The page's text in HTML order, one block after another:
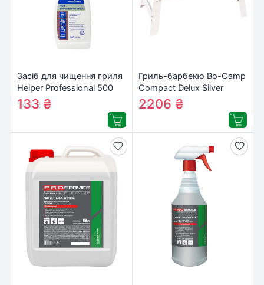
Засіб для чищення гриля
Helper Professional 500
мл (4823019009705)
144₴
133₴
Гриль-барбекю Bo-Camp
Compact Delux Silver
(8108360)
2347₴
2206 ₴